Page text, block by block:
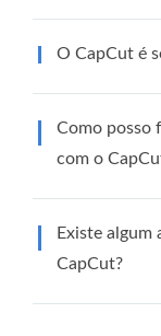
O CapCut é
Como posso
com o
Existe
CapCut?